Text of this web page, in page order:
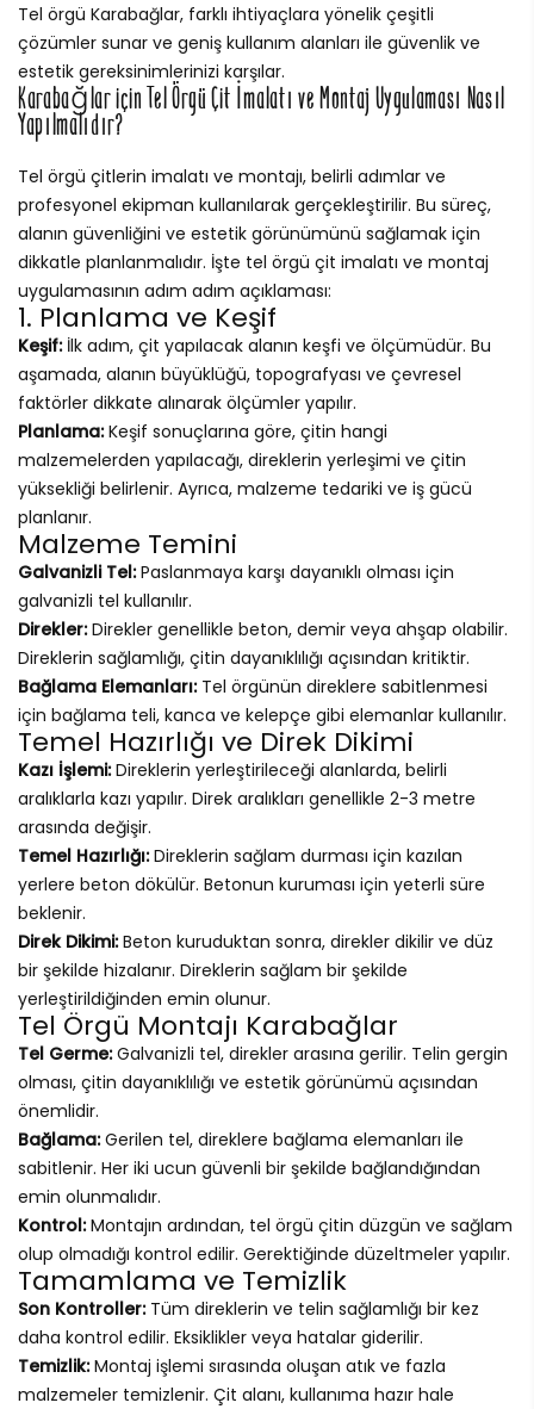
Tel örgü Karabağlar, farklı ihtiyaçlara yönelik çeşitli
çözümler sunar ve geniş kullanım alanları ile güvenlik ve
estetik gereksinimlerinizi karşılar.
Karabağlar için Tel Örgü Çit İmalatı ve Montaj Uygulaması Nasıl
Yapılmalıdır?
Tel örgü çitlerin imalatı ve montajı, belirli adımlar ve
profesyonel ekipman kullanılarak gerçekleştirilir. Bu süreç,
alanın güvenliğini ve estetik görünümünü sağlamak için
dikkatle planlanmalıdır. İşte tel örgü çit imalatı ve montaj
uygulamasının adım adım açıklaması:
1. Planlama ve Keşif
Keşif:İlk adım, çit yapılacak alanın keşfi ve ölçümüdür. Bu
aşamada, alanın büyüklüğü, topografyası ve çevresel
faktörler dikkate alınarak ölçümler yapılır.
Planlama:Keşif sonuçlarına göre, çitin hangi
malzemelerden yapılacağı, direklerin yerleşimi ve çitin
yüksekliği belirlenir. Ayrıca, malzeme tedariki ve iş gücü
planlanır.
Malzeme Temini
Galvanizli Tel:Paslanmaya karşı dayanıklı olması için
galvanizli tel kullanılır.
Direkler:Direkler genellikle beton, demir veya ahşap olabilir.
Direklerin sağlamlığı, çitin dayanıklılığı açısından kritiktir.
Bağlama Elemanları:Tel örgünün direklere sabitlenmesi
için bağlama teli, kanca ve kelepçe gibi elemanlar kullanılır.
Temel Hazırlığı ve Direk Dikimi
Kazı İşlemi:Direklerin yerleştirileceği alanlarda, belirli
aralıklarla kazı yapılır. Direk aralıkları genellikle 2-3 metre
arasında değişir.
Temel Hazırlığı:Direklerin sağlam durması için kazılan
yerlere beton dökülür. Betonun kuruması için yeterli süre
beklenir.
Direk Dikimi:Beton kuruduktan sonra, direkler dikilir ve düz
bir şekilde hizalanır. Direklerin sağlam bir şekilde
yerleştirildiğinden emin olunur.
Tel Örgü Montajı Karabağlar
Tel Germe:Galvanizli tel, direkler arasına gerilir. Telin gergin
olması, çitin dayanıklılığı ve estetik görünümü açısından
önemlidir.
Bağlama:Gerilen tel, direklere bağlama elemanları ile
sabitlenir. Her iki ucun güvenli bir şekilde bağlandığından
emin olunmalıdır.
Kontrol:Montajın ardından, tel örgü çitin düzgün ve sağlam
olup olmadığı kontrol edilir. Gerektiğinde düzeltmeler yapılır.
Tamamlama ve Temizlik
Son Kontroller:Tüm direklerin ve telin sağlamlığı bir kez
daha kontrol edilir. Eksiklikler veya hatalar giderilir.
Temizlik:Montaj işlemi sırasında oluşan atık ve fazla
malzemeler temizlenir. Çit alanı, kullanıma hazır hale